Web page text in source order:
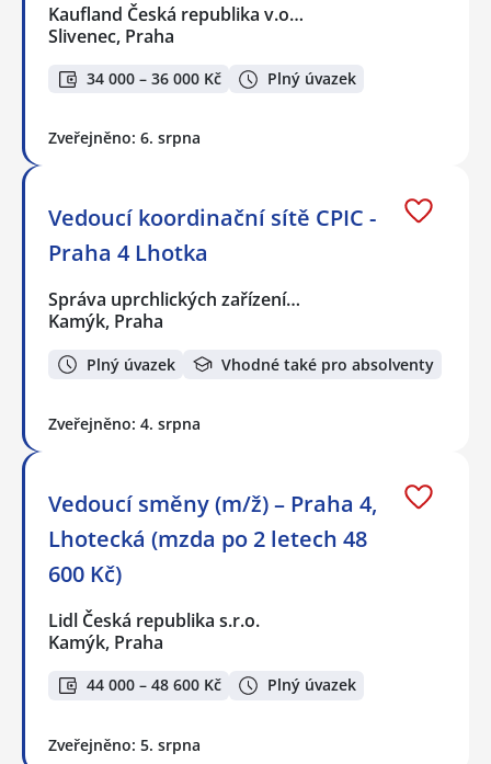
Kaufland Česká republika v.o…
Slivenec, Praha
34 000 – 36 000 Kč Plný úvazek
Zveřejněno: 6. srpna
Vedoucí koordinační sítě CPIC -
Praha 4 Lhotka
Správa uprchlických zařízení…
Kamýk, Praha
Plný úvazek Vhodné také pro absolventy
Zveřejněno: 4. srpna
Vedoucí směny (m/ž) – Praha 4,
Lhotecká (mzda po 2 letech 48
600 Kč)
Lidl Česká republika s.r.o.
Kamýk, Praha
44 000 – 48 600 Kč Plný úvazek
Zveřejněno: 5. srpna